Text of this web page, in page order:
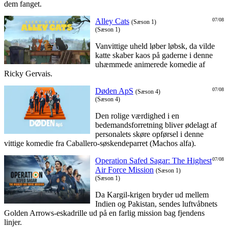
dem fanget.
07/08
Alley Cats (Sæson 1)
(Sæson 1)
Vanvittige uheld løber løbsk, da vilde
katte skaber kaos på gaderne i denne
uhæmmede animerede komedie af
Ricky Gervais.
07/08
Døden ApS (Sæson 4)
(Sæson 4)
Den rolige værdighed i en
bedemandsforretning bliver ødelagt af
personalets skøre opførsel i denne
vittige komedie fra Caballero-søskendeparret (Machos alfa).
07/08
Operation Safed Sagar: The Highest
Air Force Mission (Sæson 1)
(Sæson 1)
Da Kargil-krigen bryder ud mellem
Indien og Pakistan, sendes luftvåbnets
Golden Arrows-eskadrille ud på en farlig mission bag fjendens
linjer.